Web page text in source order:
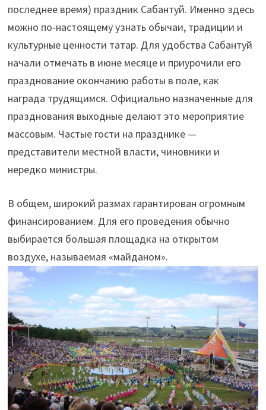
последнее время) праздник Сабантуй. Именно здесь
можно по-настоящему узнать обычаи, традиции и
культурные ценности татар. Для удобства Сабантуй
начали отмечать в июне месяце и приурочили его
празднование окончанию работы в поле, как
награда трудящимся. Официально назначенные для
празднования выходные делают это мероприятие
массовым. Частые гости на празднике —
представители местной власти, чиновники и
нередко министры.
В общем, широкий размах гарантирован огромным
финансированием. Для его проведения обычно
выбирается большая площадка на открытом
воздухе, называемая «майданом».